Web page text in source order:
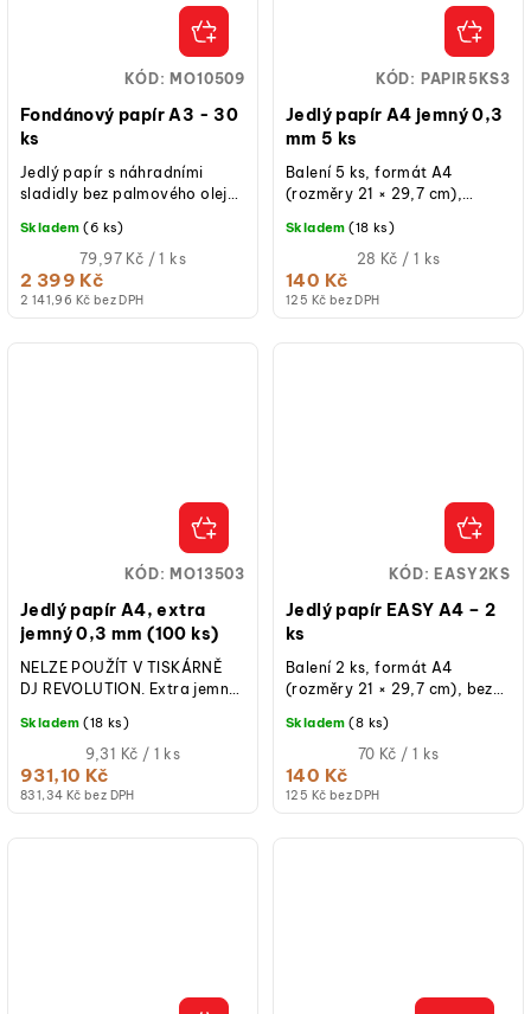
Fondánový papír A3 - 30
ks
2 141,96 Kč bez DPH
2 399 Kč
Měrná
cena:
79,97 Kč / 1 ks
Skladem (6 ks)
Jedlý papír s náhradními
sladidly bez palmového oleje.
potisk Vašeho dortu.
KÓD: MO10509
Jedlý papír A4 jemný 0,3
mm 5 ks
125 Kč bez DPH
140 Kč
Měrná
28 Kč / 1 ks
Skladem (18 ks)
Balení 5 ks, formát A4
(rozměry 21 × 29,7 cm),
kvalitní vaflový povrch pro
ostrý a sytý...
KÓD: PAPIR5KS3
Jedlý papír A4, extra
jemný 0,3 mm (100 ks)
831,34 Kč bez DPH
931,10 Kč
Měrná
cena:
9,31 Kč / 1 ks
Skladem (18 ks)
NELZE POUŽÍT V TISKÁRNĚ
DJ REVOLUTION. Extra jemný
DecoJet. Formát: A4.
Tloušťka...
KÓD: MO13503
Jedlý papír EASY A4 – 2
ks
125 Kč bez DPH
140 Kč
Měrná
70 Kč / 1 ks
Skladem (8 ks)
Balení 2 ks, formát A4
(rozměry 21 × 29,7 cm), bez
a E171, kvalitní povrch pro
KÓD: EASY2KS